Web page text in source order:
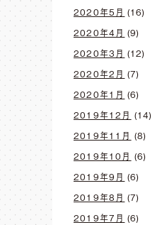
2020年5月 (16)
2020年4月 (9)
2020年3月 (12)
2020年2月 (7)
2020年1月 (6)
2019年12月 (14)
2019年11月 (8)
2019年10月 (6)
2019年9月 (6)
2019年8月 (7)
2019年7月 (6)